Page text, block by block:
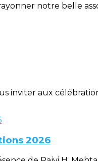
notre belle
inviter aux
2026